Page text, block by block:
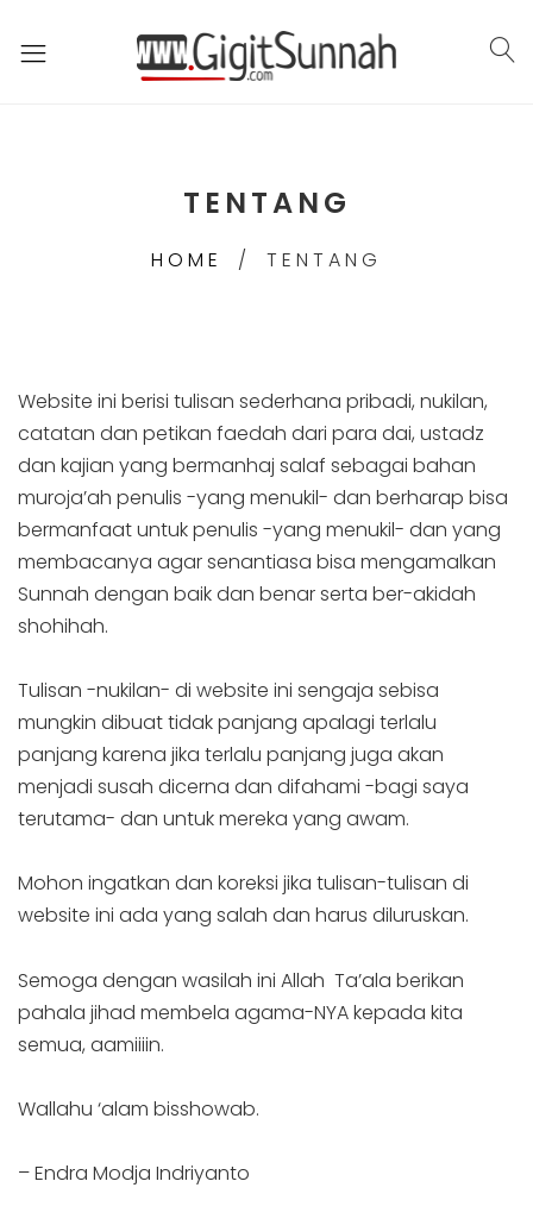
TENTANG
HOME TENTANG
Website ini berisi tulisan sederhana pribadi, nukilan,
catatan dan petikan faedah dari para dai, ustadz
dan kajian yang bermanhaj salaf sebagai bahan
muroja’ah penulis -yang menukil- dan berharap bisa
bermanfaat untuk penulis -yang menukil- dan yang
membacanya agar senantiasa bisa mengamalkan
Sunnah dengan baik dan benar serta ber-akidah
shohihah.
Tulisan -nukilan- di website ini sengaja sebisa
mungkin dibuat tidak panjang apalagi terlalu
panjang karena jika terlalu panjang juga akan
menjadi susah dicerna dan difahami -bagi saya
terutama- dan untuk mereka yang awam.
Mohon ingatkan dan koreksi jika tulisan-tulisan di
website ini ada yang salah dan harus diluruskan.
Semoga dengan wasilah ini Allah Ta’ala berikan
pahala jihad membela agama-NYA kepada kita
semua, aamiiiin.
Wallahu ‘alam bisshowab.
– Endra Modja Indriyanto